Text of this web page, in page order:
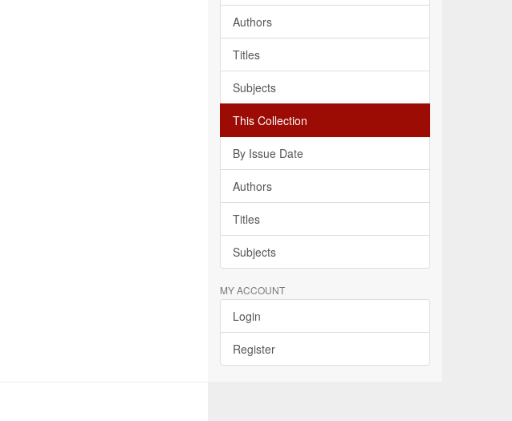
Authors
Titles
Subjects
This Collection
By Issue Date
Authors
Titles
Subjects
MY ACCOUNT
Login
Register